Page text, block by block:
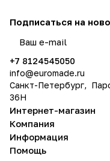
Подписаться на
+7 8124545050
info@euromade.ru
Санкт-Петербург,
36Н
Интернет-магазин
Компания
Информация
Помощь